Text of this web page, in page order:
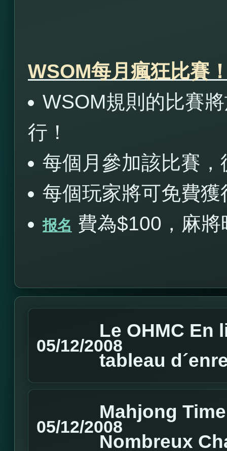
WSOM每月瘋狂比賽
WSOM規則的比賽
行！
每個月參加該比賽
每個玩家將可免費
报名 費為$100，麻
05/12/2008
Le OHMC En
tableau
05/12/2008
Mahjong
Nombreux